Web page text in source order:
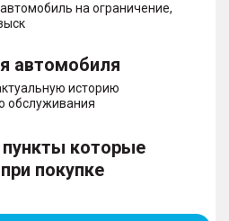
на ограничение,
автомобиля
историю
обслуживания
пункты которые
покупке